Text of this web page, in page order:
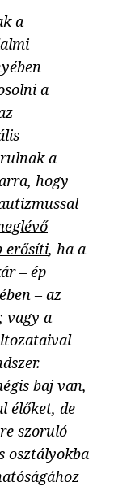
a
a
a
hogy
erősíti, ha a
– ép
– az
vagy a
baj van,
élőket, de
szoruló
osztályokba